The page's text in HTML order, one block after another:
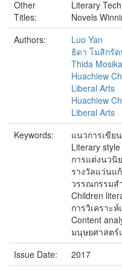
Other
Titles:
Literary
Novels
Authors:
Luo Yan
ธิดา โมสิกรั
Thida
Huachiew
Liberal Arts
Huachiew
Liberal Arts
Keywords:
แนวการเขียน
Literary style
การแต่งนวนิ
รางวัลแว่นแ
วรรณกรรมส
Children
การวิเคราะห์
Content
มนุษยศาสตร์
Issue Date:
2017